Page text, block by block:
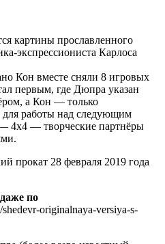
картины прославленного
экспрессиониста Карлоса
Кон вместе сняли 8 игровых
первым, где Дюпра указан
а Кон — только
работы над следующим
4х4 — творческие партнёры
прокат 28 февраля 2019 года
по
originalnaya-versiya-s-